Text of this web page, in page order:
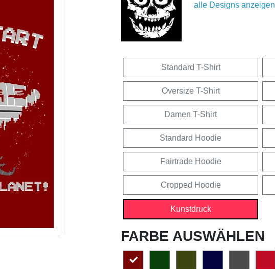
alle Designs anzeigen
Standard T-Shirt
Oversize T-Shirt
Damen T-Shirt
Standard Hoodie
Fairtrade Hoodie
Cropped Hoodie
Kunstdruck
FARBE AUSWÄHLEN